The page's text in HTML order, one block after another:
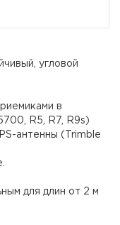
угловой
в
R5, R7, R9s)
антенны (Trimble
для длин от 2 м